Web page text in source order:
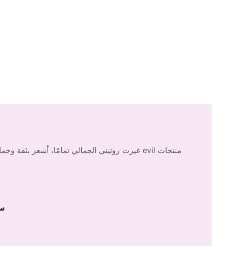
منتجات evil غيرت روتيني الجمالي تمامًا، أشعر بثقة وجمال طبيعي كل يوم.